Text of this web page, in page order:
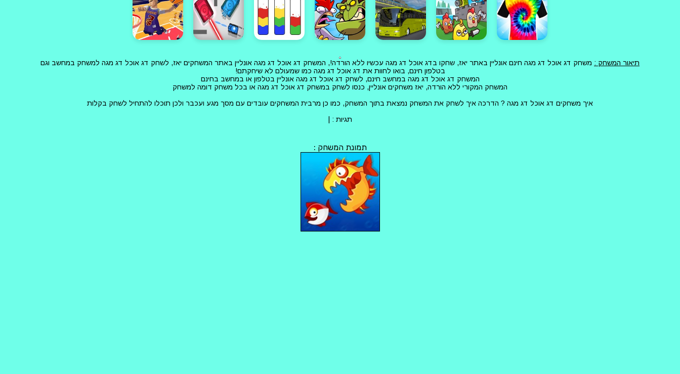
תיאור המשחק : משחק דג אוכל דג מגה חינם אונליין באתר יאז, שחקו בדג אוכל דג מגה עכשיו ללא הורדה!, המשחק דג אוכל דג מגה אונליין באתר המשחקים יאז, לשחק דג אוכל דג מגה למשחק במחשב וגם
בטלפון חינם, בואו לחוות את דג אוכל דג מגה כמו שמעולם לא שיחקתם!
המשחק דג אוכל דג מגה במחשב חינם, לשחק דג אוכל דג מגה אונליין בטלפון או במחשב בחינם
המשחק המקורי ללא הורדה, יאז משחקים אונליין, כנסו לשחק במשחק דג אוכל דג מגה או בכל משחק דומה למשחק
איך משחקים דג אוכל דג מגה ? הדרכה איך לשחק את המשחק נמצאת בתוך המשחק, כמו כן מרבית המשחקים עובדים עם מסך מגע ועכבר ולכן תוכלו להתחיל לשחק בקלות
תגיות :
תמונת המשחק :